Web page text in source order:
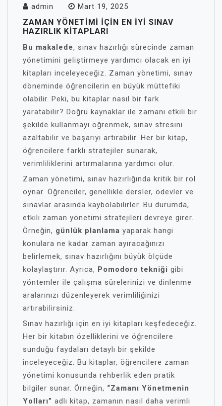
admin Mart 19, 2025
ZAMAN YÖNETIMI İÇIN EN İYI SINAV
HAZIRLIK KITAPLARI
Bu makalede, sınav hazırlığı sürecinde zaman
yönetimini geliştirmeye yardımcı olacak en iyi
kitapları inceleyeceğiz. Zaman yönetimi, sınav
döneminde öğrencilerin en büyük müttefiki
olabilir. Peki, bu kitaplar nasıl bir fark
yaratabilir? Doğru kaynaklar ile zamanı etkili bir
şekilde kullanmayı öğrenmek, sınav stresini
azaltabilir ve başarıyı artırabilir. Her bir kitap,
öğrencilere farklı stratejiler sunarak,
verimliliklerini artırmalarına yardımcı olur.
Zaman yönetimi, sınav hazırlığında kritik bir rol
oynar. Öğrenciler, genellikle dersler, ödevler ve
sınavlar arasında kaybolabilirler. Bu durumda,
etkili zaman yönetimi stratejileri devreye girer.
Örneğin, günlük planlama yaparak hangi
konulara ne kadar zaman ayıracağınızı
belirlemek, sınav hazırlığını büyük ölçüde
kolaylaştırır. Ayrıca, Pomodoro tekniği gibi
yöntemler ile çalışma sürelerinizi ve dinlenme
aralarınızı düzenleyerek verimliliğinizi
artırabilirsiniz.
Sınav hazırlığı için en iyi kitapları keşfedeceğiz.
Her bir kitabın özelliklerini ve öğrencilere
sunduğu faydaları detaylı bir şekilde
inceleyeceğiz. Bu kitaplar, öğrencilere zaman
yönetimi konusunda rehberlik eden pratik
bilgiler sunar. Örneğin, “Zamanı Yönetmenin
Yolları” adlı kitap, zamanın nasıl daha verimli